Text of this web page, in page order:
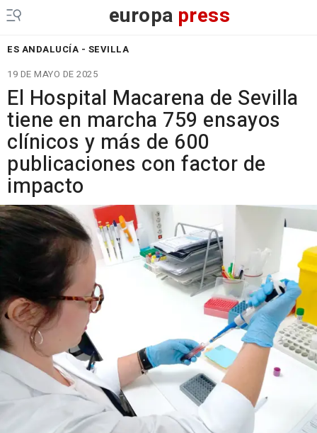
europa press
ES ANDALUCÍA - SEVILLA
19 DE MAYO DE 2025
El Hospital Macarena de Sevilla
tiene en marcha 759 ensayos
clínicos y más de 600
publicaciones con factor de
impacto